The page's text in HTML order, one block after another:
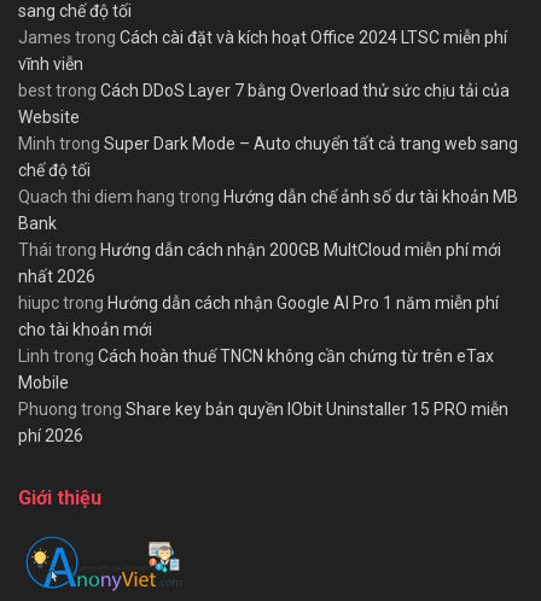
sang chế độ tối
James trong Cách cài đặt và kích hoạt Office 2024 LTSC miễn phí
vĩnh viễn
besttrong Cách DDoS Layer 7 bằng Overload thử sức chịu tải của
Website
Minh trong Super Dark Mode – Auto chuyển tất cả trang web sang
chế độ tối
Quach thi diem hang trong Hướng dẫn chế ảnh số dư tài khoản MB
Bank
Thái trong Hướng dẫn cách nhận 200GB MultCloud miễn phí mới
nhất 2026
hiupctrong Hướng dẫn cách nhận Google AI Pro 1 năm miễn phí
cho tài khoản mới
Linh trong Cách hoàn thuế TNCN không cần chứng từ trên eTax
Mobile
Phuong trong Share key bản quyền IObit Uninstaller 15 PRO miễn
phí 2026
Giới thiệu